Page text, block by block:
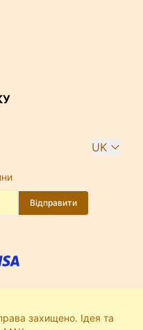
UK
Відправити
захищено. Ідея та